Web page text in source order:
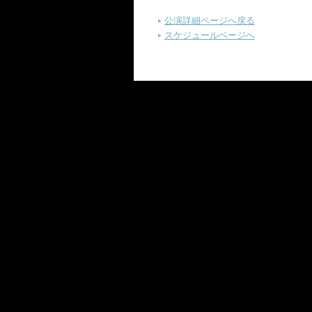
公演詳細ページへ戻る
スケジュールページへ